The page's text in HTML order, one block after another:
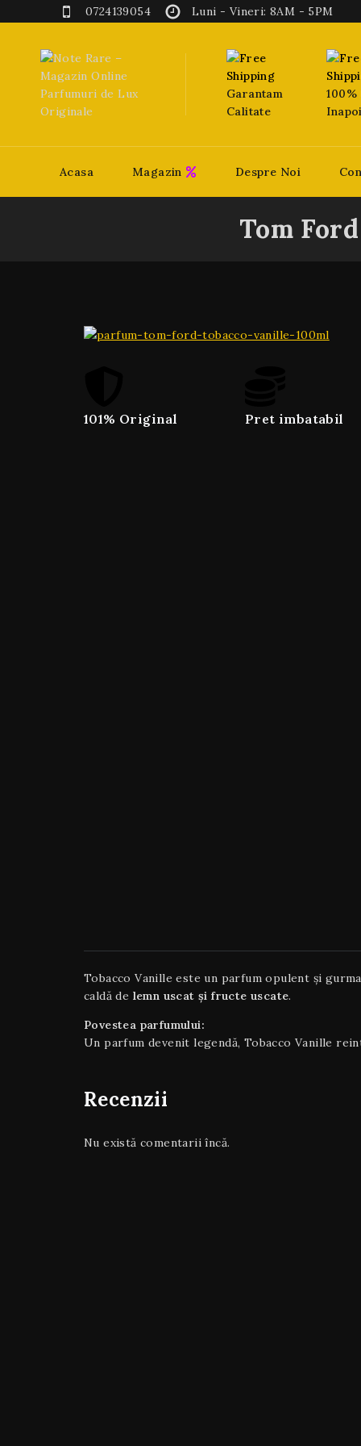
0724139054 Luni - Vineri: 8AM - 5PM
Garantam
Calitate
100%
Inapoi
Acasa Magazin Despre Noi
Tom
101% Original Pret imbatabil
Tobacco Vanille este un parfum opulent și
caldă de lemn uscat și fructe uscate.
Povestea parfumului:
Un parfum devenit legendă, Tobacco Vanille
Recenzii
Nu există comentarii încă.